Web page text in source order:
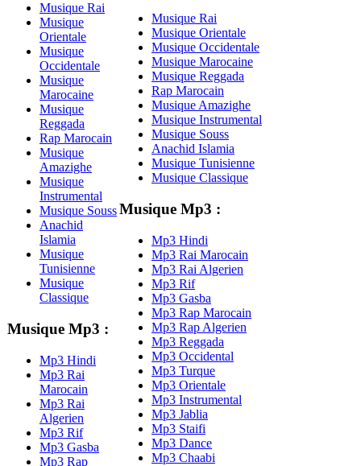
Musique Rai
Musique
Orientale
Musique
Occidentale
Musique
Marocaine
Musique
Reggada
Rap Marocain
Musique
Amazighe
Musique
Instrumental
Musique Souss
Anachid
Islamia
Musique
Tunisienne
Musique
Classique
Musique Mp3 :
Mp3 Hindi
Mp3 Rai
Marocain
Mp3 Rai
Algerien
Mp3 Rif
Mp3 Gasba
Mp3 Rap
Musique Rai
Musique Orientale
Musique Occidentale
Musique Marocaine
Musique Reggada
Rap Marocain
Musique Amazighe
Musique Instrumental
Musique Souss
Anachid Islamia
Musique Tunisienne
Musique Classique
Musique Mp3 :
Mp3 Hindi
Mp3 Rai Marocain
Mp3 Rai Algerien
Mp3 Rif
Mp3 Gasba
Mp3 Rap Marocain
Mp3 Rap Algerien
Mp3 Reggada
Mp3 Occidental
Mp3 Turque
Mp3 Orientale
Mp3 Instrumental
Mp3 Jablia
Mp3 Staifi
Mp3 Dance
Mp3 Chaabi